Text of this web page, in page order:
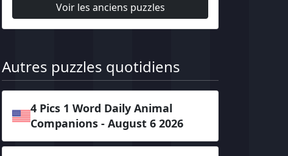
Voir les anciens puzzles
Autres puzzles quotidiens
4 Pics 1 Word Daily Animal
Companions - August 6 2026